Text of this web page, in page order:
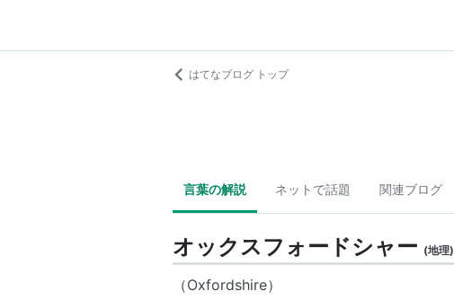
はてなブログ トップ
言葉の解説 ネットで話題 関連ブログ
オックスフォードシャー (地理)
（Oxfordshire）